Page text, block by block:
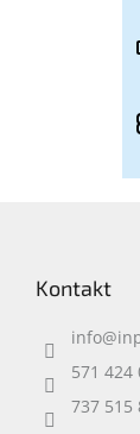
Kontakt
info@
571 424
737 515